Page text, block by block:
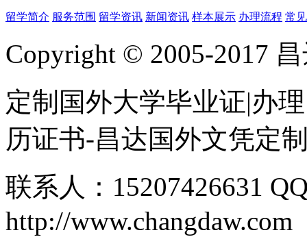
留学简介 服务范围 留学资讯 新闻资讯 样本展示 办理流程 常
Copyright © 2005-2017
定制国外大学毕业证|办
历证书-昌达国外文凭定
联系人：15207426631
http://www.changdaw.com